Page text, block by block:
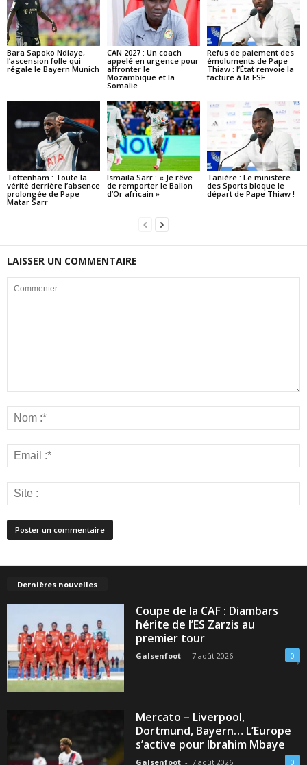
Bara Sapoko Ndiaye,
l’ascension folle qui
régale le Bayern Munich
CAN 2027 : Un coach
appelé en urgence pour
affronter le
Mozambique et la
Somalie
Refus de paiement des
émoluments de Pape
Thiaw : l’État renvoie la
facture à la FSF
Tottenham : Toute la
vérité derrière l’absence
prolongée de Pape
Matar Sarr
Ismaïla Sarr : « Je rêve
de remporter le Ballon
d’Or africain »
Tanière : Le ministère
des Sports bloque le
départ de Pape Thiaw !
LAISSER UN COMMENTAIRE
Dernières nouvelles
Coupe de la CAF : Diambars
hérite de l’ES Zarzis au
premier tour
Galsenfoot - 7 août 2026 0
Mercato – Liverpool,
Dortmund, Bayern… L’Europe
s’active pour Ibrahim Mbaye
Galsenfoot - 7 août 2026 0